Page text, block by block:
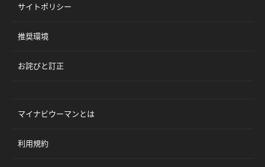
サイトポリシー
推奨環境
お詫びと訂正
マイナビウーマンとは
利用規約